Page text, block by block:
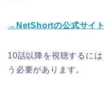
→NetShortの公式サイ
10話以降を視聴するに
う必要があります。